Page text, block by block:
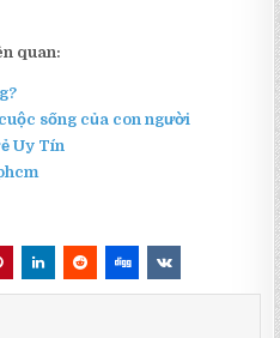
quan:
sống của con người
Uy Tín